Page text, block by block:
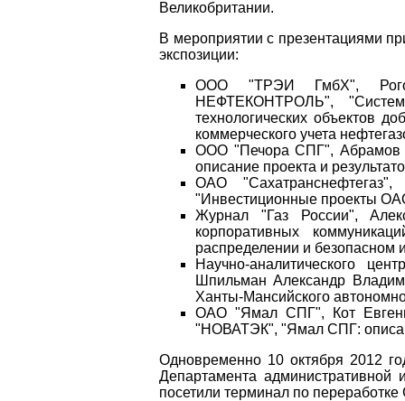
Великобритании.
В мероприятии c презентациями
экспозиции:
ООО "ТРЭИ ГмбХ", Рогов
НЕФТЕКОНТРОЛЬ",
технологических объектов
коммерческого учета
ООО "Печора СПГ", Абрамов
описание проекта и
ОАО
"Инвестиционные проекты
Журнал "Газ России",
корпоративных
распределении и безопасном
Научно-аналитического
Шпильман Александр
Ханты-Мансийского
ОАО "Ямал СПГ", Кот
"НОВАТЭК", "Ямал СПГ:
Одновременно 10 октября 2012
Департамента
посетили терминал по